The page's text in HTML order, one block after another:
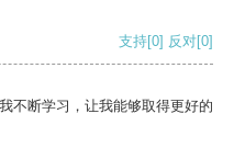
支持[0] 反对[0]
不断学习，让我能够取得更好的